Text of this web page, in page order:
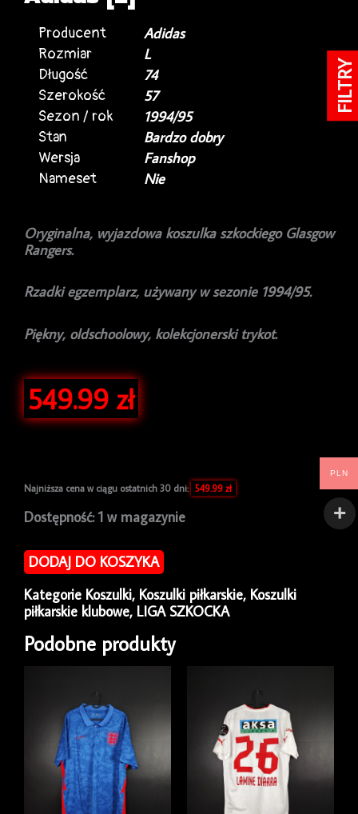
Producent
Adidas
Rozmiar
L
Długość
74
Szerokość
57
Sezon / rok
1994/95
Stan
Bardzo dobry
Wersja
Fanshop
Nameset
Nie
Oryginalna, wyjazdowa koszulka szkockiego Glasgow
Rangers.
Rzadki egzemplarz, używany w sezonie 1994/95.
Piękny, oldschoolowy, kolekcjonerski trykot.
549.99 zł
Najniższa cena w ciągu ostatnich 30 dni: 549.99 zł
Dostępność: 1 w magazynie
ilość
piłkarska
Glasgow
1994/95
Away
Adidas
[L]
DODAJ DO KOSZYKA
Kategorie Koszulki, Koszulki piłkarskie, Koszulki
piłkarskie klubowe, LIGA SZKOCKA
Podobne produkty
PLN
FILTRY